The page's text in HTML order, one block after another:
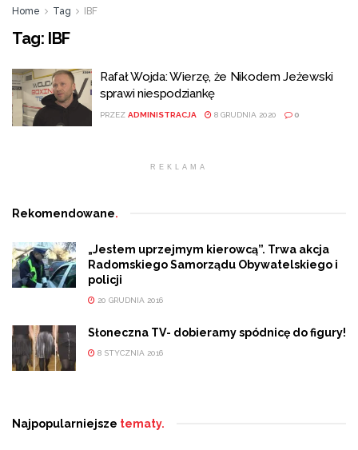
Home Tag IBF
Tag: IBF
Rafał Wojda: Wierzę, że Nikodem Jeżewski
sprawi niespodziankę
PRZEZ ADMINISTRACJA 8 GRUDNIA 2020 0
REKLAMA
Rekomendowane.
„Jestem uprzejmym kierowcą”. Trwa akcja
Radomskiego Samorządu Obywatelskiego i
policji
20 GRUDNIA 2016
Słoneczna TV- dobieramy spódnicę do figury!
8 STYCZNIA 2016
Najpopularniejsze tematy.